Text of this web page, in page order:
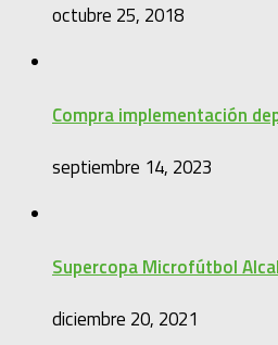
octubre 25, 2018
Compra implementación
septiembre 14, 2023
Supercopa Microfútbol
diciembre 20, 2021